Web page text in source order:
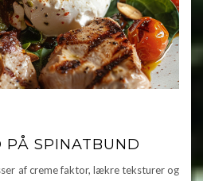
SPINATBUND
af creme faktor, lækre teksturer og